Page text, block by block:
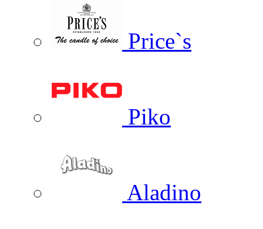
Price`s
Piko
Aladino